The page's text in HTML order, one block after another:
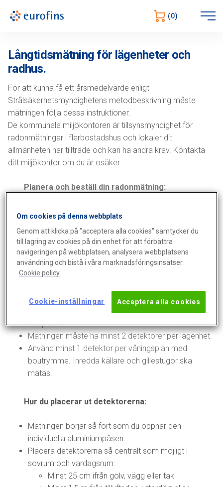
(0)
Öppna
Långtidsmätning för lägenheter och
radhus.
För att kunna få ett årsmedelvärde enligt
Strålsäkerhetsmyndighetens metodbeskrivning måste
mätningen följa dessa instruktioner.
De kommunala miljökontoren är tillsynsmyndighet för
radonmätningar i flerbostadshus och lokaler dit
allmänheten har tillträde och kan ha andra krav. Kontakta
ditt miljökontor om du är osäker.
Planera och beställ din radonmätning:
Mät i minst 60 dagar under mätsäsongen som
att få ett årsmedelvärde får inte mätningen pågå
utanför eldningssäsong.
Du måste mäta i alla lägenheter som har direkt
markkontakt, med detta menas att de ligger direkt på
källarutrymme undertill.
Mät i minst 1 lägenhet per våningsplan i varje
trapphus.
Mätningen måste ha minst 2 detektorer per lägenhet.
Använd minst 1 detektor per våningsplan med
boutrymme. Inredda källare och gillestugor ska
mätas.
Hur du placerar ut detektorerna:
Mätningen börjar så fort som du öppnar den
individuella aluminiumpåsen.
Placera detektorerna så centralt som möjligt i
sovrum och vardagsrum:
Minst 25 cm ifrån golv, vägg eller tak
Om cookies på denna webbplats
Genom att klicka på "acceptera alla cookies" samtycker du
till lagring av cookies på din enhet för att förbättra
navigeringen på webbplatsen, analysera webbplatsens
användning och bistå i våra marknadsföringsinsatser.
Cookie policy
Cookie-inställningar Acceptera alla cookies